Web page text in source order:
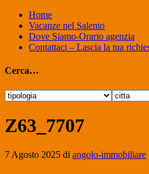
Home
Vacanze nel Salento
Dove Siamo-Orario agenzia
Contattaci – Lascia la tua
Cerca…
Z63_7707
7 Agosto 2025 di angolo-immobiliare